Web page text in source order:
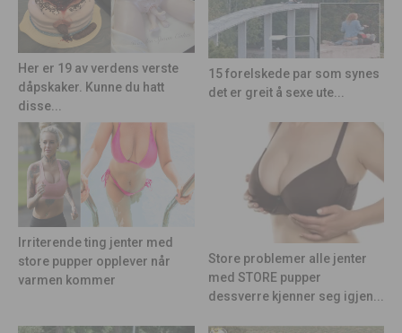
Her er 19 av verdens verste
dåpskaker. Kunne du hatt
disse...
15 forelskede par som synes
det er greit å sexe ute...
Irriterende ting jenter med
store pupper opplever når
varmen kommer
Store problemer alle jenter
med STORE pupper
dessverre kjenner seg igjen...